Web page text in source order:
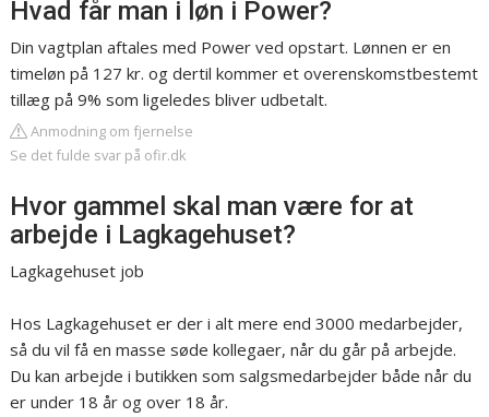
Hvad får man i løn i Power?
Din vagtplan aftales med Power ved opstart. Lønnen er en
timeløn på 127 kr. og dertil kommer et overenskomstbestemt
tillæg på 9% som ligeledes bliver udbetalt.
Anmodning om fjernelse
Se det fulde svar på ofir.dk
Hvor gammel skal man være for at
arbejde i Lagkagehuset?
Lagkagehuset job
Hos Lagkagehuset er der i alt mere end 3000 medarbejder,
så du vil få en masse søde kollegaer, når du går på arbejde.
Du kan arbejde i butikken som salgsmedarbejder både når du
er under 18 år og over 18 år.